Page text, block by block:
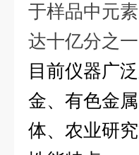
于样品中元
达十亿分之一
目前仪器广
金、有色金
体、农业研